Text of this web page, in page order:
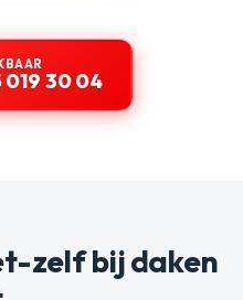
019 30 04
zelf bij daken